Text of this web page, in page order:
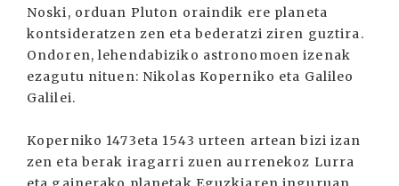
Noski, orduan Pluton oraindik ere planeta
kontsideratzen zen eta bederatzi ziren guztira.
Ondoren, lehendabiziko astronomoen izenak
ezagutu nituen: Nikolas Koperniko eta Galileo
Galilei.
Koperniko 1473eta 1543 urteen artean bizi izan
zen eta berak iragarri zuen aurrenekoz Lurra